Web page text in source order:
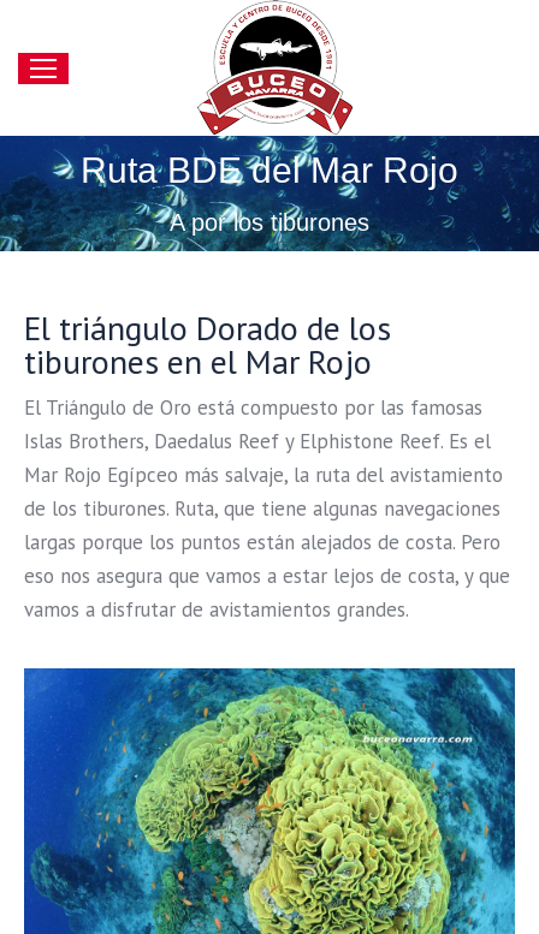
Ruta BDE del Mar Rojo
A por los tiburones
Estás aquí:
El triángulo Dorado de los
tiburones en el Mar Rojo
El Triángulo de Oro está compuesto por las famosas
Islas Brothers, Daedalus Reef y Elphistone Reef. Es el
Mar Rojo Egípceo más salvaje, la ruta del avistamiento
de los tiburones. Ruta, que tiene algunas navegaciones
largas porque los puntos están alejados de costa. Pero
eso nos asegura que vamos a estar lejos de costa, y que
vamos a disfrutar de avistamientos grandes.